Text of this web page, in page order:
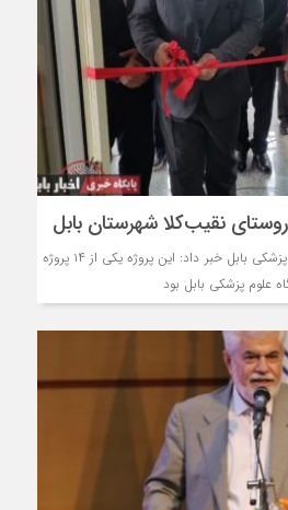
نقیب‌کلا شهرستان بابل
معاون بهداشتی دانشگاه علوم پزشکی بابل خبر داد: این پروژه یکی از ۱۴ پروژه
علوم پزشکی بابل بود